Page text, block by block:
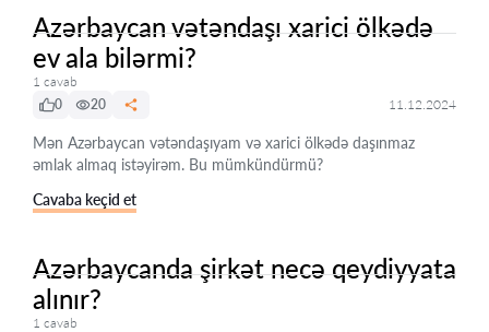
Azərbaycan vətəndaşı xarici ölkədə
ev ala bilərmi?
1 cavab
0
20 11.12.2024
Mən Azərbaycan vətəndaşıyam və xarici ölkədə daşınmaz
əmlak almaq istəyirəm. Bu mümkündürmü?
Cavaba keçid et
Azərbaycanda şirkət necə qeydiyyata
alınır?
1 cavab